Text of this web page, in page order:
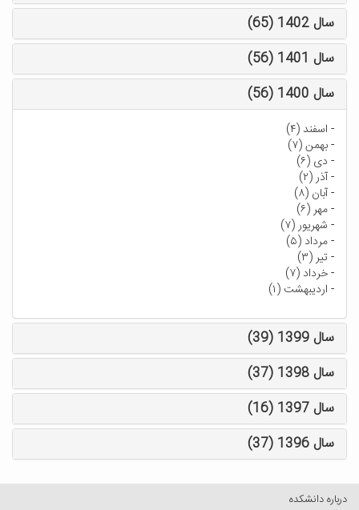
سال 1402 (65)
سال 1401 (56)
سال 1400 (56)
- اسفند (۴)
-بهمن (۷)
- دی (۶)
-آذر (۲)
-آبان (۸)
-مهر (۶)
- شهریور (۷)
-مرداد (۵)
-تیر (۳)
-خرداد (۷)
- اردیبهشت (۱)
سال 1399 (39)
سال 1398 (37)
سال 1397 (16)
سال 1396 (37)
درباره دانشکده